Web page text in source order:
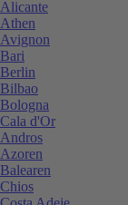
Alicante
Athen
Avignon
Bari
Berlin
Bilbao
Bologna
Cala d'Or
Andros
Azoren
Balearen
Chios